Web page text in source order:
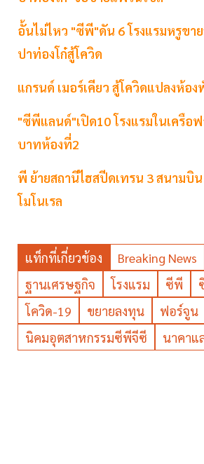
อั้นไม่ไหว "ซีพี"ดัน 6 โรงแรมหรูขา
ปาท่องโก๋สู้โควิด
แกรนด์ เมอร์เคียว สู้โควิดแปลงห้อ
"ซีพีแลนด์"เปิด10 โรงแรมในเครือ
บาทห้องที่2
พี ย้ายสถานีไฮสปีดเทรน 3 สนามบิ
โมโนเรล
แท็กที่เกี่ยวข้อง Breaking News
ฐานเศรษฐกิจ
โรงแรม ซีพี
โควิด-19
ขยายลงทุน
ฟอร์จูน
นิคมอุตสาหกรรมซีพีจีซี
นาคาแ